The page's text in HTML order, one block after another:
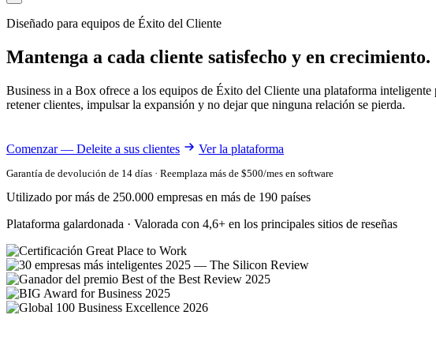
Diseñado para equipos de Éxito del Cliente
Mantenga a cada cliente satisfecho y en crecimiento.
Business in a Box ofrece a los equipos de Éxito del Cliente una plataforma
retener clientes, impulsar la expansión y no dejar que ninguna relación se pierda.
Comenzar — Deleite a sus clientes Ver la plataforma
Garantía de devolución de 14 días · Reemplaza más de $500/mes en software
Utilizado por más de 250.000 empresas en más de 190 países
Plataforma galardonada · Valorada con 4,6+ en los principales sitios de reseñas